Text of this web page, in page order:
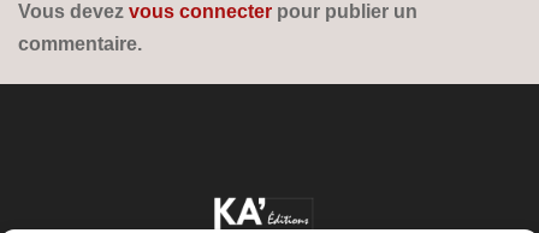
Vous devez vous connecter pour publier un
commentaire.